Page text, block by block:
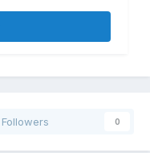
Followers 0